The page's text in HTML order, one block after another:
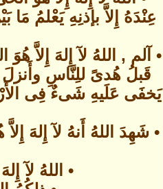
عِنْدَهُ إِلاَّ بإذنِهِ يَعْلمُ
• آلم , اللهُ لآ إِلهَ إِلاَّ
قَبلُ هُدىً للِنَّاسِ وأَنزلَ
يَخفَى عَلَيهِ شَىءٌ فِى
• شَهِدَ اللهُ أَنهُ لآ إِلهَ
• اللهُ لآ